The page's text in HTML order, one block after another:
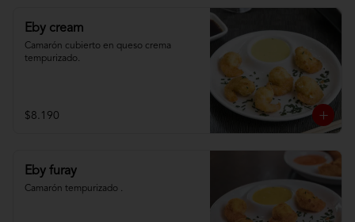
Eby cream
Camarón cubierto en queso crema
tempurizado.
$8.190
Eby furay
Camarón tempurizado .